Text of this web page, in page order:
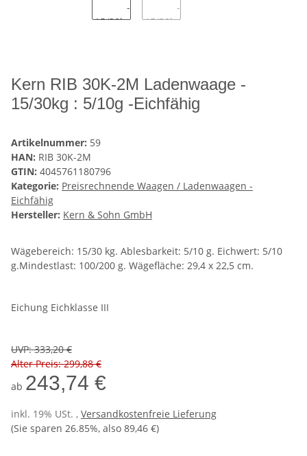
Kern RIB 30K-2M Ladenwaage -
15/30kg : 5/10g -Eichfähig
Artikelnummer: 59
HAN: RIB 30K-2M
GTIN: 4045761180796
Kategorie: Preisrechnende Waagen / Ladenwaagen -
Eichfähig
Hersteller: Kern & Sohn GmbH
Wägebereich: 15/30 kg. Ablesbarkeit: 5/10 g. Eichwert: 5/10
g.Mindestlast: 100/200 g. Wägefläche: 29,4 x 22,5 cm.
Eichung Eichklasse III
UVP:333,20 €
Alter Preis: 299,88 €
ab 243,74 €
inkl. 19% USt. , Versandkostenfreie Lieferung
(Sie sparen 26.85%, also 89,46 €)